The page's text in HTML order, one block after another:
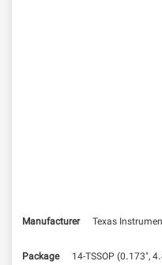
Manufacturer
Texas
Package 14-TSSOP (0.173",